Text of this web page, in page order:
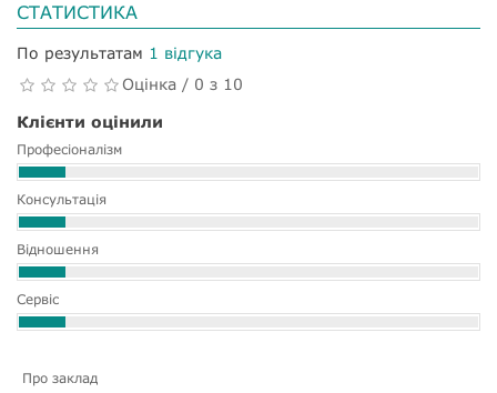
СТАТИСТИКА
По результатам 1 відгука
Оцінка / 0 з 10
Клієнти оцінили
Професіоналізм
Консультація
Відношення
Сервіс
Про заклад